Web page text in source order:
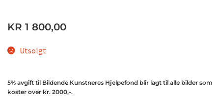
KR 1 800,00
Utsolgt
5% avgift til Bildende Kunstneres Hjelpefond blir lagt til alle bilder som
koster over kr. 2000,-.